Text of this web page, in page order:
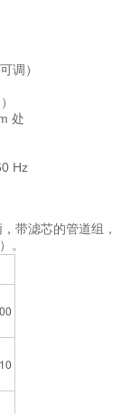
）
处
Hz
带滤芯的管道组，
。